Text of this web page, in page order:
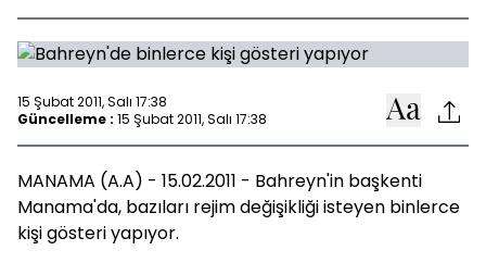
15 Şubat 2011, Salı 17:38
Güncelleme : 15 Şubat 2011, Salı 17:38
MANAMA (A.A) - 15.02.2011 - Bahreyn'in başkenti
Manama'da, bazıları rejim değişikliği isteyen binlerce
kişi gösteri yapıyor.